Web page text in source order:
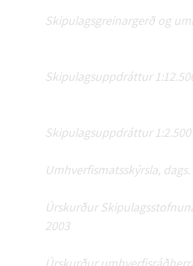
Skipulagsgreinargerð og
Skipulagsuppdráttur
Skipulagsuppdráttur 1:2.500
Umhverfismatsskýrsla,
Úrskurður
2003